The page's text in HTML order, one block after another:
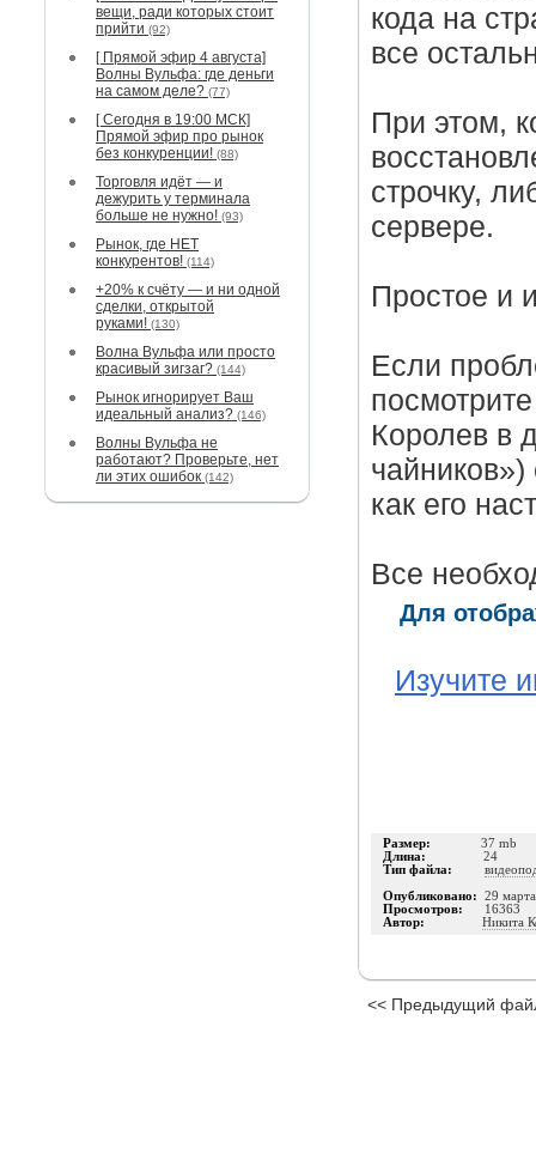
вещи, ради которых стоит
прийти (92)
[ Прямой эфир 4 августа]
Волны Вульфа: где деньги
на самом деле? (77)
[ Сегодня в 19:00 МСК]
Прямой эфир про рынок
без конкуренции! (88)
Торговля идёт — и
дежурить у терминала
больше не нужно! (93)
Рынок, где НЕТ
конкурентов! (114)
+20% к счёту — и ни одной
сделки, открытой
руками! (130)
Волна Вульфа или просто
красивый зигзаг? (144)
Рынок игнорирует Ваш
идеальный анализ? (146)
Волны Вульфа не
работают? Проверьте, нет
ли этих ошибок (142)
кода на
все
При этом,
строчку,
сервере.
Простое и
Если
Королев в
чайников»)
как его
Все
Для
Изучите
Размер: 37 mb
Длина: 24
Тип файла:
Опубликовано: 29
Просмотров: 16363
Автор: Никита
<< Предыдущий